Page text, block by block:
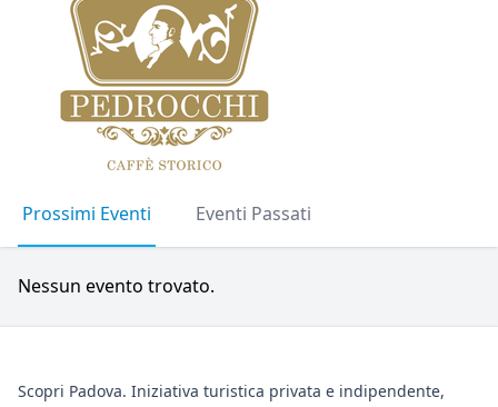
Prossimi Eventi Eventi Passati
Nessun evento trovato.
Scopri Padova. Iniziativa turistica privata e indipendente,